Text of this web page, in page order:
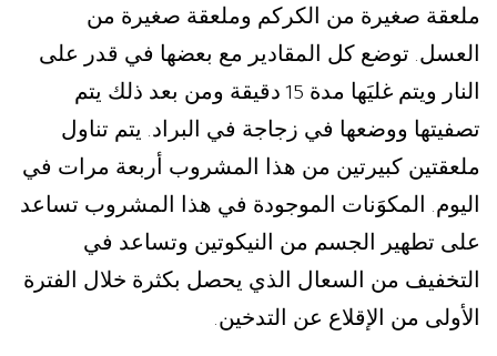
ملعقة صغيرة من الكركم وملعقة صغيرة من
العسل. توضع كل المقادير مع بعضها في قدر على
النار ويتم غليَها مدة 15 دقيقة ومن بعد ذلك يتم
تصفيتها ووضعها في زجاجة في البراد. يتم تناول
ملعقتين كبيرتين من هذا المشروب أربعة مرات في
اليوم.
المكوَنات الموجودة في هذا المشروب تساعد
على تطهير الجسم من النيكوتين وتساعد في
التخفيف من السعال الذي يحصل بكثرة خلال الفترة
الأولى من الإقلاع عن التدخين.